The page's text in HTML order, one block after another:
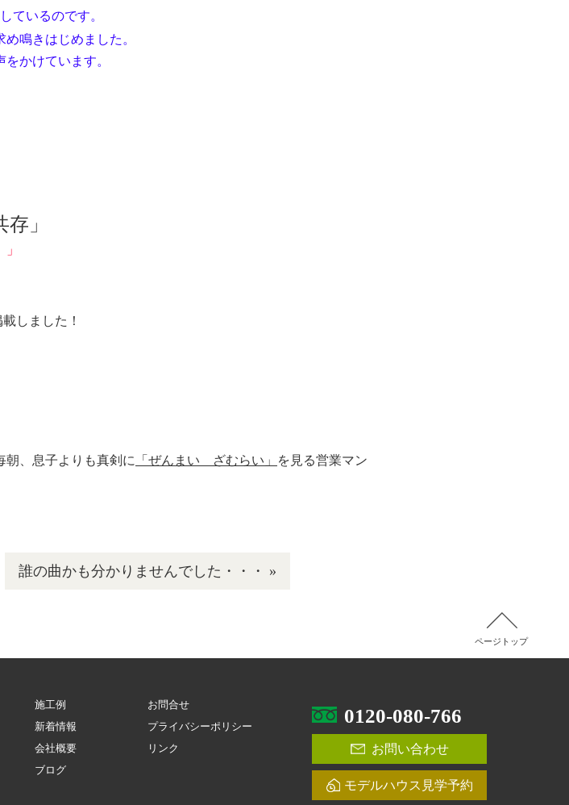
ているのです。
鳴きはじめました。
かけています。
」
しました！
剣に 「ぜんまい ざむらい」 を見る営業マン
誰の曲かも分かりませんでした・・・ »
施工例
新着情報
会社概要
ブログ
お問合せ
プライバシーポリシー
リンク
0120-080-766
お問い合わせ
モデルハウス見学予約
ページトップ